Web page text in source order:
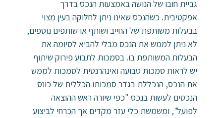
גביית חובו של הנושה באמצעות הנכס בדרך
אפקטיבית. כשהנכס שאינו ניתן לחלוקה בעין מצוי
בבעלות משותפת של החייב ושותף או שותפים נוספים,
לא ניתן לממש את הנכס מבלי להביא לסיומה את
הבעלות המשותפת בו. בסמכות לתבוע פירוק שיתוף
יש לראות סמכות טבועה ואינהרנטית לסמכות לממש
את הנכס, הנכללת בגדר סמכותו הכללית של כונס
הנכסים לעשות בנכס "כפי שיורה ראש ההוצאה
לפועל", ומשמשת כלי עזר מקדים אך הכרחי לביצוע